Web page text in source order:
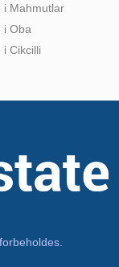
i Mahmutlar
i Oba
i Cikcilli